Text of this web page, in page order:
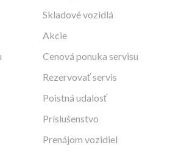
Skladové vozidlá
Akcie
Cenová ponuka servisu
Rezervovať servis
Poistná udalosť
Príslušenstvo
Prenájom vozidiel